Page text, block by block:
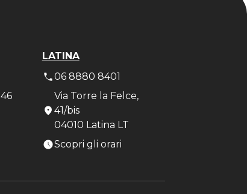
LATINA
06 8880 8401
Via Torre la Felce,
41/bis
04010 Latina LT
Scopri gli orari